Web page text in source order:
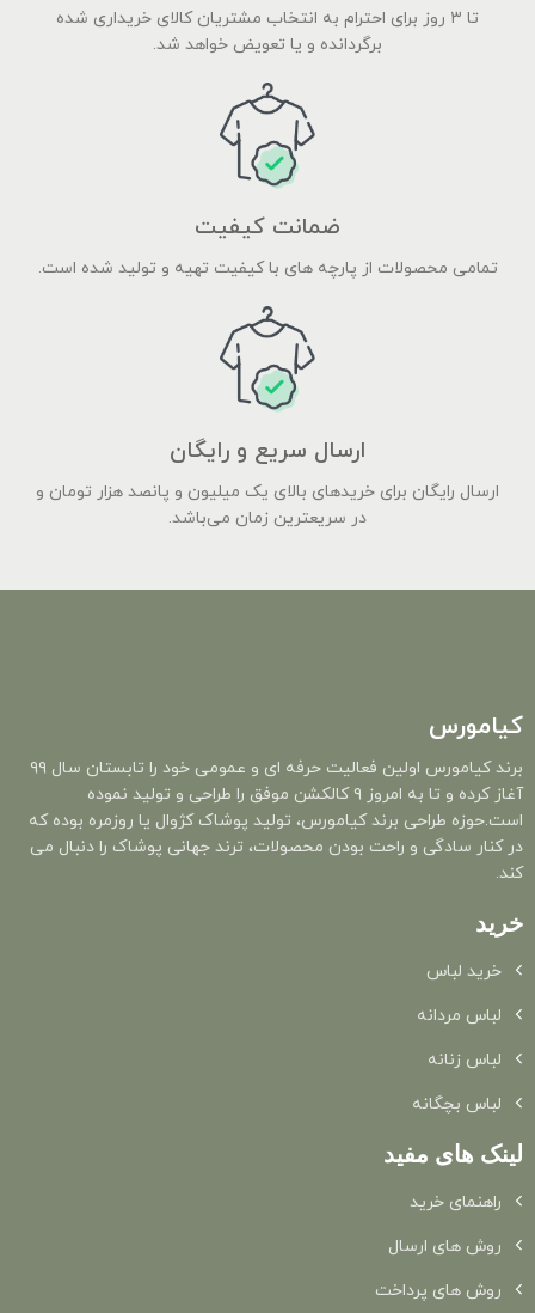
تا ۳ روز برای احترام به انتخاب مشتریان کالای خریداری شده
برگردانده و یا تعویض خواهد شد.
ضمانت کیفیت
تمامی محصولات از پارچه های با کیفیت تهیه و تولید شده است.
ارسال سریع و رایگان
ارسال رایگان برای خریدهای بالای یک میلیون و پانصد هزار تومان و
در سریعترین زمان می‌باشد.
کیامورس
برند کیامورس اولین فعالیت حرفه ای و عمومی خود را تابستان سال ۹۹
آغاز کرده و تا به امروز ۹ کالکشن موفق را طراحی و تولید نموده
است.حوزه طراحی برند کیامورس، تولید پوشاک کژوال یا روزمره بوده که
در کنار سادگی و راحت بودن محصولات، ترند جهانی پوشاک را دنبال می
کند.
خرید
خرید لباس
لباس مردانه
لباس زنانه
لباس بچگانه
لینک های مفید
راهنمای خرید
روش های ارسال
روش های پرداخت